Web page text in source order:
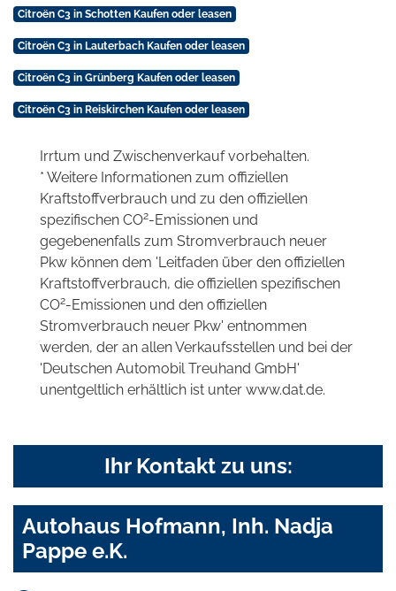
Citroën C3 in Schotten Kaufen oder leasen
Citroën C3 in Lauterbach Kaufen oder leasen
Citroën C3 in Grünberg Kaufen oder leasen
Citroën C3 in Reiskirchen Kaufen oder leasen
Irrtum und Zwischenverkauf vorbehalten.
* Weitere Informationen zum offiziellen
Kraftstoffverbrauch und zu den offiziellen
spezifischen CO2-Emissionen und
gegebenenfalls zum Stromverbrauch neuer
Pkw können dem 'Leitfaden über den offiziellen
Kraftstoffverbrauch, die offiziellen spezifischen
CO2-Emissionen und den offiziellen
Stromverbrauch neuer Pkw' entnommen
werden, der an allen Verkaufsstellen und bei der
'Deutschen Automobil Treuhand GmbH'
unentgeltlich erhältlich ist unter www.dat.de.
Ihr Kontakt zu uns:
Autohaus Hofmann, Inh. Nadja
Pappe e.K.